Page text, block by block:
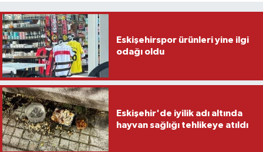
Eskişehirspor ürünleri yine ilgi
odağı oldu
Eskişehir'de iyilik adı altında
hayvan sağlığı tehlikeye atıldı